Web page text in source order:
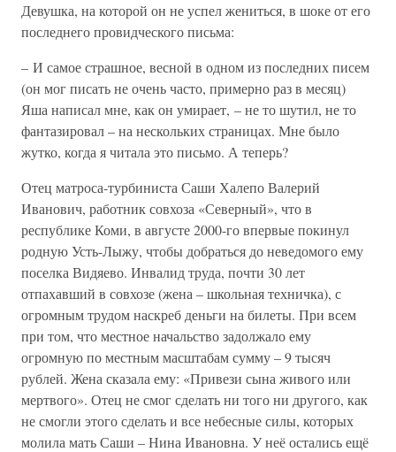
Девушка, на которой он не успел жениться, в шоке от его
последнего провидческого письма:
– И самое страшное, весной в одном из последних писем
(он мог писать не очень часто, примерно раз в месяц)
Яша написал мне, как он умирает, – не то шутил, не то
фантазировал – на нескольких страницах. Мне было
жутко, когда я читала это письмо. А теперь?
Отец матроса-турбиниста Саши Халепо Валерий
Иванович, работник совхоза «Северный», что в
республике Коми, в августе 2000-го впервые покинул
родную Усть-Лыжу, чтобы добраться до неведомого ему
поселка Видяево. Инвалид труда, почти 30 лет
отпахавший в совхозе (жена – школьная техничка), с
огромным трудом наскреб деньги на билеты. При всем
при том, что местное начальство задолжало ему
огромную по местным масштабам сумму – 9 тысяч
рублей. Жена сказала ему: «Привези сына живого или
мертвого». Отец не смог сделать ни того ни другого, как
не смогли этого сделать и все небесные силы, которых
молила мать Саши – Нина Ивановна. У неё остались ещё